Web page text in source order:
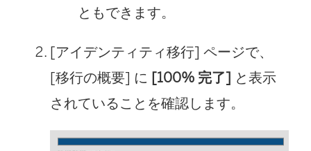
ともできます。
[アイデンティティ移行] ページで、
[移行の概要] に [100% 完了] と表示
されていることを確認します。